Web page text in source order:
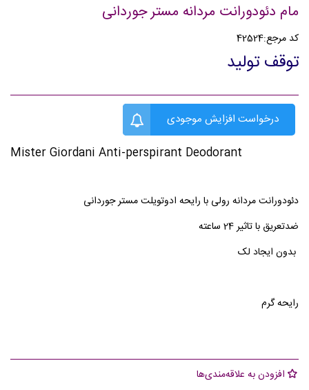
مام دئودورانت مردانه مستر جوردانی
کد مرجع:42524
توقف تولید
درخواست افزایش موجودی
Mister Giordani Anti-perspirant Deodorant
دئودورانت مردانه رولی با رایحه ادوتویلت مستر جوردانی
ضدتعریق با تاثیر 24 ساعته
بدون ایجاد لک
رایحه گرم
افزودن به علاقه‌مندی‌ها